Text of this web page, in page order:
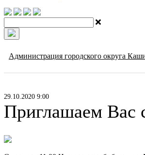
Администрация городского округа
29.10.2020 9:00
Приглашаем Вас